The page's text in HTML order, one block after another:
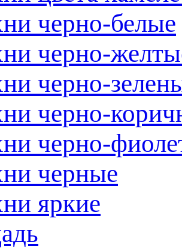
черно-белые
черно-
черно-
черно-
черно-
черные
яркие